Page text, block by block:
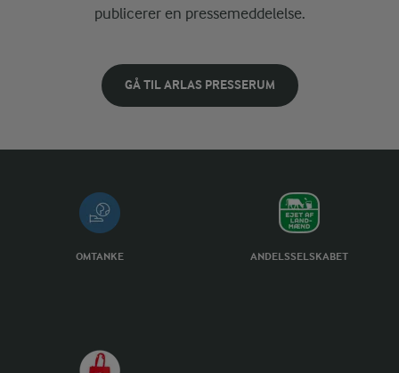
publicerer en pressemeddelelse.
GÅ TIL ARLAS PRESSERUM
OMTANKE ANDELSSELSKABET